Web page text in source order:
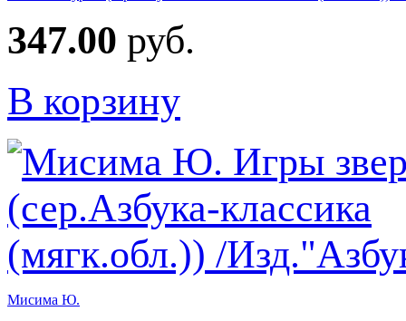
347.00 руб.
В корзину
Мисима Ю.